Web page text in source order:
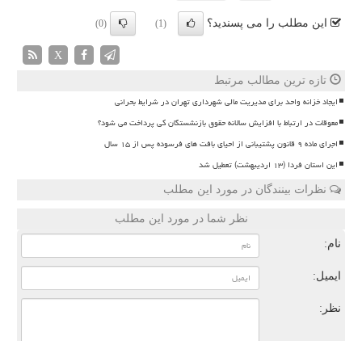
این مطلب را می پسندید؟ (1)
(0)
X
تازه ترین مطالب مرتبط
ایجاد خزانه واحد برای مدیریت مالی شهرداری تهران در شرایط بحرانی
معوقات در ارتباط با افزایش سالانه حقوق بازنشستگان کی پرداخت می شود؟
اجرای ماده ۹ قانون پشتیبانی از احیای بافت های فرسوده پس از ۱۵ سال
این استان فردا (۱۳ اردیبهشت) تعطیل شد
نظرات بینندگان در مورد این مطلب
نظر شما در مورد این مطلب
نام:
ایمیل:
نظر: